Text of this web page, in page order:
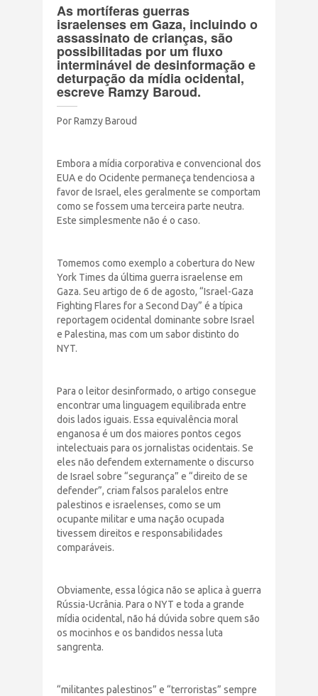
Terrorismo Israelense
AÇÕES
Clube Brasil Palestina
Eventos
Junte-se a nós
PUBLICAÇÕES
CONTATO
As mortíferas guerras
israelenses em Gaza, incluindo o
assassinato de crianças, são
possibilitadas por um fluxo
interminável de desinformação e
deturpação da mídia ocidental,
escreve Ramzy Baroud.
Por Ramzy Baroud
Embora a mídia corporativa e convencional dos
EUA e do Ocidente permaneça tendenciosa a
favor de Israel, eles geralmente se comportam
como se fossem uma terceira parte neutra.
Este simplesmente não é o caso.
Tomemos como exemplo a cobertura do New
York Times da última guerra israelense em
Gaza. Seu artigo de 6 de agosto, “Israel-Gaza
Fighting Flares for a Second Day” é a típica
reportagem ocidental dominante sobre Israel
e Palestina, mas com um sabor distinto do
NYT.
Para o leitor desinformado, o artigo consegue
encontrar uma linguagem equilibrada entre
dois lados iguais. Essa equivalência moral
enganosa é um dos maiores pontos cegos
intelectuais para os jornalistas ocidentais. Se
eles não defendem externamente o discurso
de Israel sobre “segurança” e “direito de se
defender”, criam falsos paralelos entre
palestinos e israelenses, como se um
ocupante militar e uma nação ocupada
tivessem direitos e responsabilidades
comparáveis.
Obviamente, essa lógica não se aplica à guerra
Rússia-Ucrânia. Para o NYT e toda a grande
mídia ocidental, não há dúvida sobre quem são
os mocinhos e os bandidos nessa luta
sangrenta.
“militantes palestinos” e “terroristas” sempre